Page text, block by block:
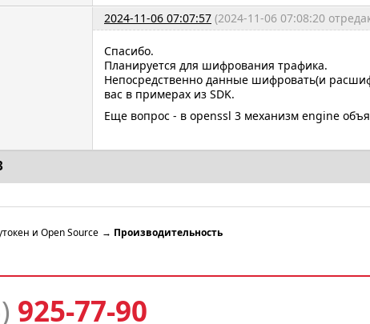
2024-11-06 07:07:57 (2024-11-06 07:08:20
Спасибо.
Планируется для шифрования трафика.
Непосредственно данные шифровать(и
вас в примерах из SDK.
Еще вопрос - в openssl 3 механизм engine
и Open Source → Производительность
925-77-90